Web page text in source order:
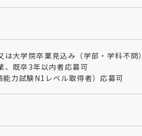
大学院卒業見込み（学部・学科不問）
既卒3年以内者応募可
力試験N1レベル取得者）応募可